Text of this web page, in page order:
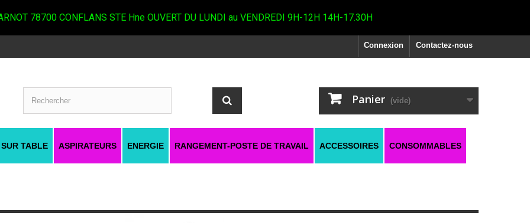
78700 CONFLANS STE Hne OUVERT DU LUNDI au VENDREDI 9H-12H 14H-17.30H
Contactez-nous
Connexion
Panier (vide)
TABLE ASPIRATEURS ENERGIE RANGEMENT-POSTE DE TRAVAIL ACCESSOIRES CONSOMMABLES